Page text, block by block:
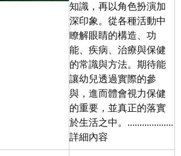
知識，再以角色扮演加
深印象。從各種活動中
瞭解眼睛的構造、功
能、疾病、治療與保健
的常識與方法。期待能
讓幼兒透過實際的參
與，進而體會視力保健
的重要，並真正的落實
於生活之中。...................
詳細內容